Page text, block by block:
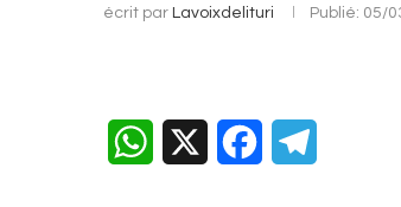
écrit par Lavoixdelituri Publié: 05/
WhatsApp Facebook